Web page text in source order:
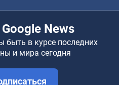
News
быть в курсе последних
и мира сегодня